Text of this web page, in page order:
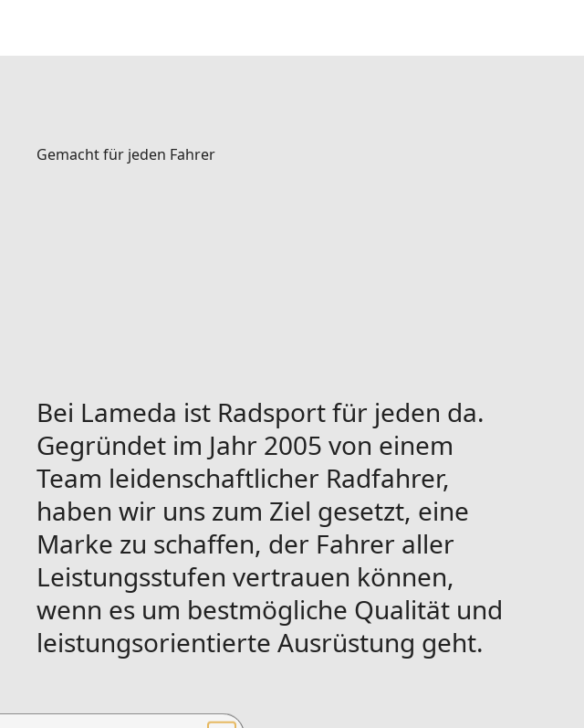
Gemacht für jeden Fahrer
Bei Lameda ist Radsport für jeden da.
Gegründet im Jahr 2005 von einem
Team leidenschaftlicher Radfahrer,
haben wir uns zum Ziel gesetzt, eine
Marke zu schaffen, der Fahrer aller
Leistungsstufen vertrauen können,
wenn es um bestmögliche Qualität und
leistungsorientierte Ausrüstung geht.